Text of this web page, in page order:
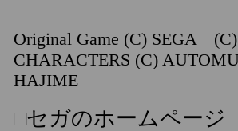
Original Game (C) SEGA
CHARACTERS (C)
HAJIME
□セガのホームページ